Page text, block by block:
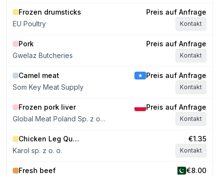
Frozen drumsticks
EU Poultry
Preis auf Anfrage
Kontakt
Pork
Gwelaz Butcheries
Preis auf Anfrage
Kontakt
Camel meat
Som Key Meat Supply
Preis auf Anfrage
Kontakt
Frozen pork liver
Global Meat Poland Sp. z o.o. Sp. k
Preis auf Anfrage
Kontakt
Chicken Leg Quarters approx. 300g
Karol sp. z o. o.
€1.35
Kontakt
Fresh beef
€8.00